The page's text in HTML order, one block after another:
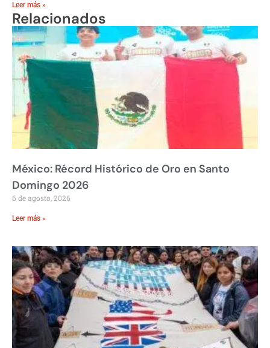
Leer más »
Relacionados
México: Récord Histórico de Oro en Santo
Domingo 2026
6 de agosto, 2026
Leer más »